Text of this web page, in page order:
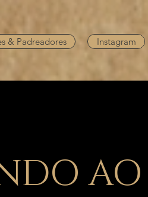
& Padreadores Instagram
AO